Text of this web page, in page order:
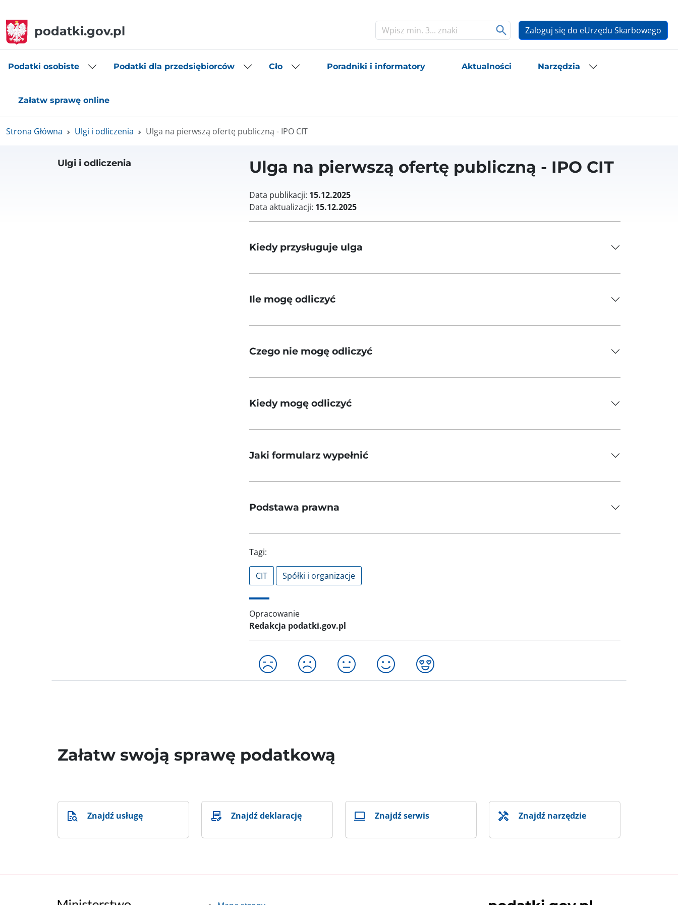
podatki.gov.pl Zaloguj się do eUrzędu Skarbowego
Podatki osobiste Podatki dla przedsiębiorców Cło Poradniki i informatory Aktualności Narzędzia
Załatw sprawę online
Strona Główna Ulgi i odliczenia Ulga na pierwszą ofertę publiczną - IPO CIT
Ulgi i odliczenia Ulga na pierwszą ofertę publiczną - IPO CIT
Data publikacji: 15.12.2025
Data aktualizacji: 15.12.2025
Kiedy przysługuje ulga
Ile mogę odliczyć
Czego nie mogę odliczyć
Kiedy mogę odliczyć
Jaki formularz wypełnić
Podstawa prawna
Tagi:
CIT Spółki i organizacje
Opracowanie
Redakcja podatki.gov.pl
Załatw swoją sprawę podatkową
Znajdź usługę Znajdź deklarację Znajdź serwis Znajdź narzędzie